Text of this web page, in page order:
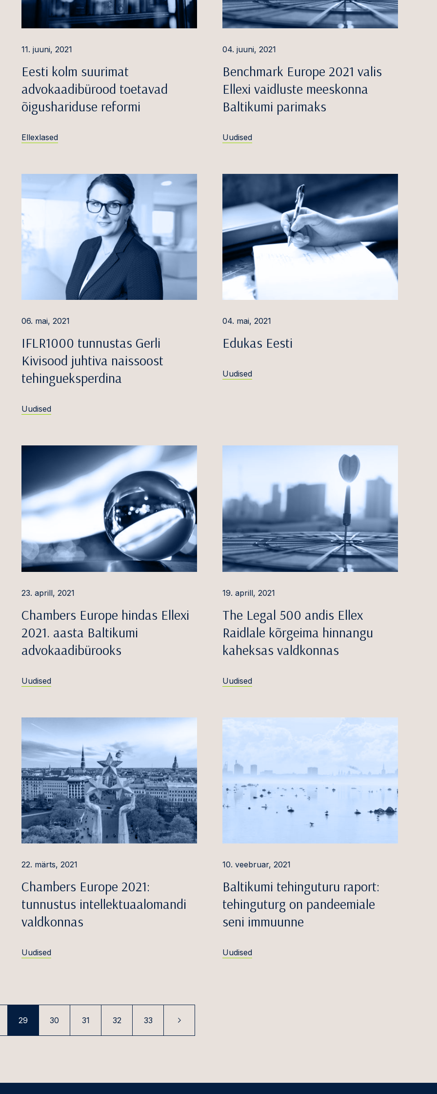
tunnustamine
pööramine
ja
vastutavate
kaitse
ja
ja töösuhted
ja PPP
vaidlused
tehnoloogia ja
ja riigiabi
ja
ja IT õigus
ja taristu
ja
ja PPP
meedia ja
ja tolliõigus
ja lennundus
11. juuni, 2021
Eesti kolm suurimat
advokaadibürood toetavad
õigushariduse reformi
Ellexlased
04. juuni, 2021
Benchmark Europe 2021 valis
Ellexi vaidluste meeskonna
Baltikumi parimaks
Uudised
06. mai, 2021
IFLR1000 tunnustas Gerli
Kivisood juhtiva naissoost
tehingueksperdina
Uudised
04. mai, 2021
Edukas Eesti
Uudised
23. aprill, 2021
Chambers Europe hindas Ellexi
2021. aasta Baltikumi
advokaadibürooks
Uudised
19. aprill, 2021
The Legal 500 andis Ellex
Raidlale kõrgeima hinnangu
kaheksas valdkonnas
Uudised
22. märts, 2021
Chambers Europe 2021:
tunnustus intellektuaalomandi
valdkonnas
Uudised
10. veebruar, 2021
Baltikumi tehinguturu raport:
tehinguturg on pandeemiale
seni immuunne
Uudised
29 30 31 32 33